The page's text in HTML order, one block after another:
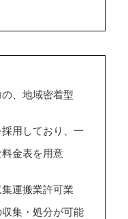
、地域密着型
用しており、一
金表を用意
運搬業許可業
集・処分が可能